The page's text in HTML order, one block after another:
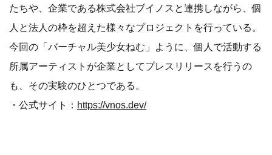
たちや、企業である株式会社ブイノスと連携しながら、個
人と法人の枠を超えた様々なプロジェクトを行っている。
今回の「バーチャル美少女ねむ」ように、個人で活動する
所属アーティストが企業としてプレスリリースを行うの
も、その実験のひとつである。
・公式サイト： https://vnos.dev/